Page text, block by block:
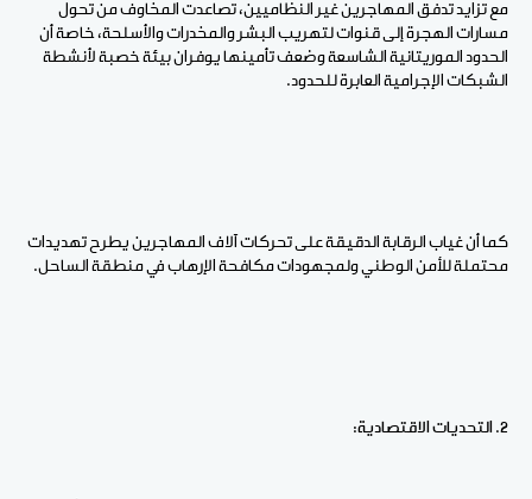
مع تزايد تدفق المهاجرين غير النظاميين، تصاعدت المخاوف من تحول
مسارات الهجرة إلى قنوات لتهريب البشر والمخدرات والأسلحة، خاصة أن
الحدود الموريتانية الشاسعة وضعف تأمينها يوفران بيئة خصبة لأنشطة
الشبكات الإجرامية العابرة للحدود.
كما أن غياب الرقابة الدقيقة على تحركات آلاف المهاجرين يطرح تهديدات
محتملة للأمن الوطني ولمجهودات مكافحة الإرهاب في منطقة الساحل.
2. التحديات الاقتصادية: